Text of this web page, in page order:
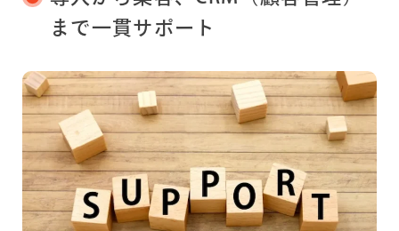
まで一貫サポート